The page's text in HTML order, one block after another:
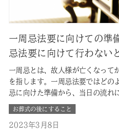
一周忌法要に向けての準
忌法要に向けて行わない
一周忌とは、故人様が亡くなって
を指します。一周忌法要ではどの
忌に向けた準備から、当日の流れ
イントをまとめました。 ■一周忌
法要は故人様が亡くなった月日と
「祥月命日の前の早めの日程」で
2023年3月8日
お葬式の後にすること